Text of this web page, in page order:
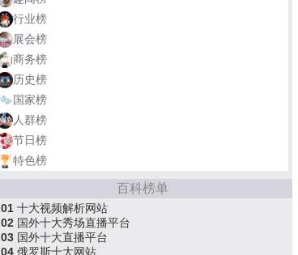
行业榜
展会榜
商务榜
历史榜
国家榜
人群榜
节日榜
特色榜
百科榜单
01 十大视频解析网站
02 国外十大秀场直播平台
03 国外十大直播平台
04 俄罗斯十大网站